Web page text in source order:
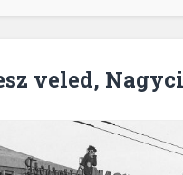
veled,